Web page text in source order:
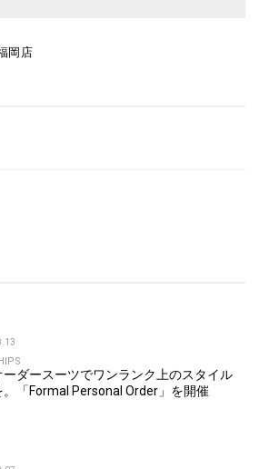
岡店
ーダースーツでワンランク上のスタイル
。「Formal Personal Order」を開催